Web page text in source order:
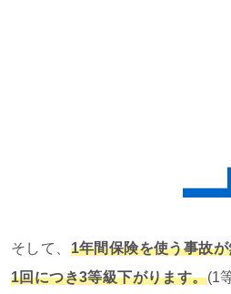
そして、 1年間保険を使う事故
1回につき3等級下がります。(1